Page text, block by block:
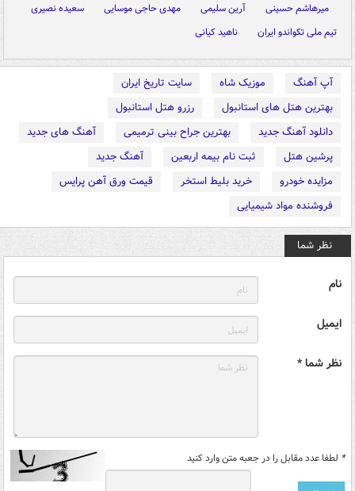
میرهاشم حسینی آرین‌ سلیمی مهدی حاجی موسایی
سعیده نصیری
تیم ملی تکواندو ایران
ناهید کیانی
آپ آهنگ موزیک شاه
سایت تاریخ ایران
بهترین هتل های استانبول
رزرو هتل استانبول
دانلود آهنگ جدید
بهترین جراح بینی ترمیمی
آهنگ های جدید
پرشین هتل
ثبت نام بیمه اربعین
آهنگ جدید
مزایده خودرو
خرید بلیط استخر
قیمت ورق آهن پرایس
فروشنده مواد شیمیایی
نظر شما
نام
ایمیل
نظر شما *
* لطفا عدد مقابل را در جعبه متن وارد کنید